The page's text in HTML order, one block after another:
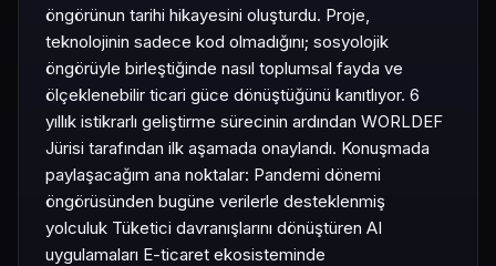
öngörünun tarihi hikayesini oluşturdu. Proje,
teknolojinin sadece kod olmadığını; sosyolojik
öngörüyle birleştiğinde nasıl toplumsal fayda ve
ölçeklenebilir ticari güce dönüştüğünü kanıtlıyor. 6
yıllık istikrarlı geliştirme sürecinin ardından WORLDEF
Jürisi tarafından ilk aşamada onaylandı. Konuşmada
paylaşacağım ana noktalar: Pandemi dönemi
öngörüsünden bugüne verilerle desteklenmiş
yolculuk Tüketici davranışlarını dönüştüren AI
uygulamaları E-ticaret ekosisteminde